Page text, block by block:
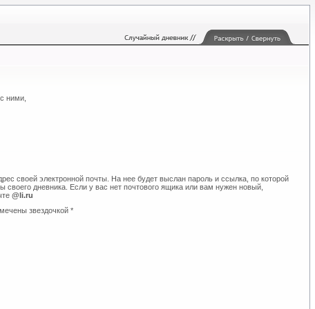
ними,
своей электронной почты. На нее будет выслан пароль и ссылка, по которой
дневника. Если у вас нет почтового ящика или вам нужен новый,
@li.ru
звездочкой *